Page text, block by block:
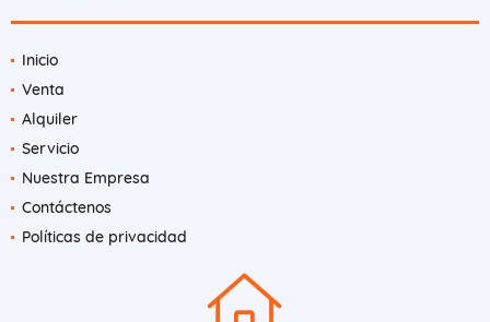
Inicio
Venta
Alquiler
Servicio
Nuestra Empresa
Contáctenos
Políticas de privacidad